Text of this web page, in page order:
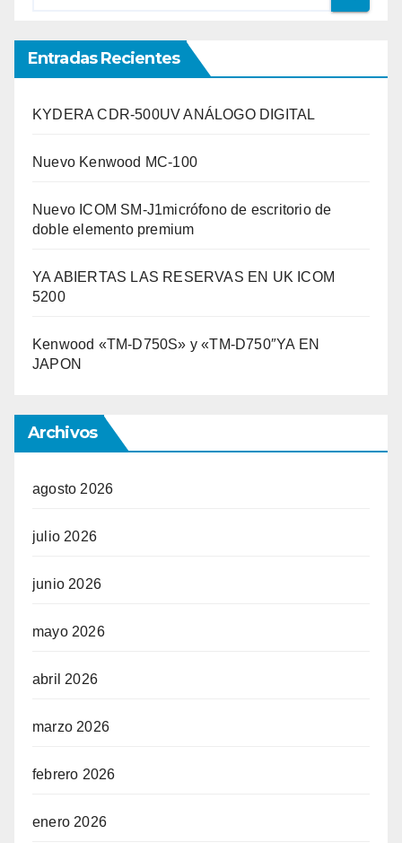
Entradas Recientes
KYDERA CDR-500UV ANÁLOGO DIGITAL
Nuevo Kenwood MC-100
Nuevo ICOM SM-J1micrófono de escritorio de
doble elemento premium
YA ABIERTAS LAS RESERVAS EN UK ICOM
5200
Kenwood «TM-D750S» y «TM-D750″YA EN
JAPON
Archivos
agosto 2026
julio 2026
junio 2026
mayo 2026
abril 2026
marzo 2026
febrero 2026
enero 2026